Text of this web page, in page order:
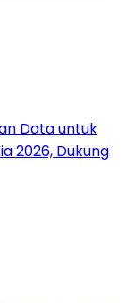
Data untuk
2026, Dukung